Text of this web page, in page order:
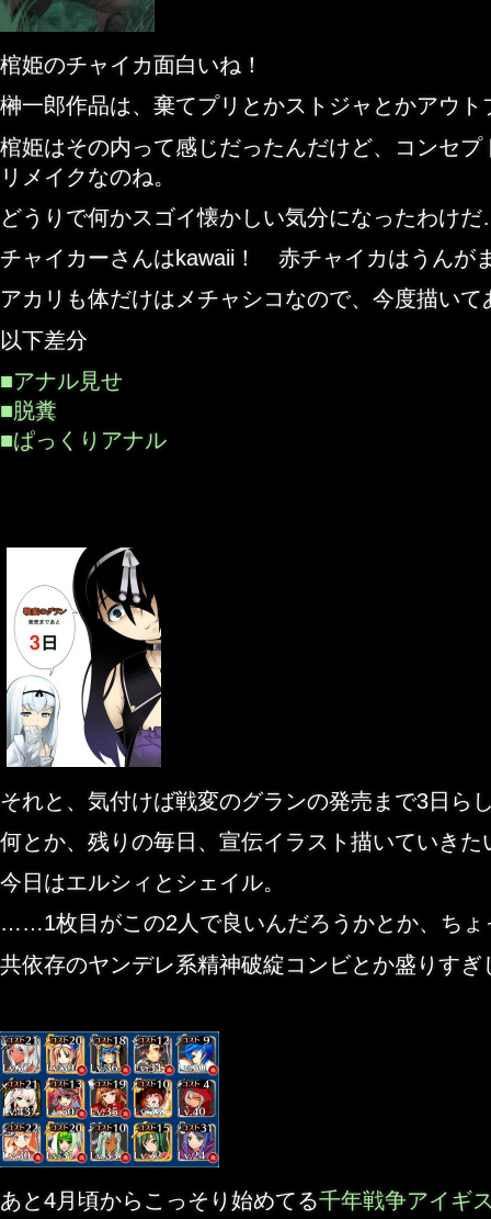
棺姫のチャイカ面白いね！
榊一郎作品は、棄てプリとかストジャとかアウ
棺姫はその内って感じだったんだけど、コンセ
リメイクなのね。
どうりで何かスゴイ懐かしい気分になったわけ
チャイカーさんはkawaii！ 赤チャイカはうんが
アカリも体だけはメチャシコなので、今度描いて
以下差分
■アナル見せ
■脱糞
■ぱっくりアナル
それと、気付けば戦変のグランの発売まで3日ら
何とか、残りの毎日、宣伝イラスト描いていきた
今日はエルシィとシェイル。
……1枚目がこの2人で良いんだろうかとか、ちょ
共依存のヤンデレ系精神破綻コンビとか盛りす
あと4月頃からこっそり始めてる千年戦争アイギ